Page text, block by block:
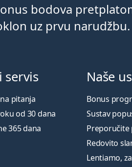
bodova
uz prvu narudžbu.
servis
pitanja
od 30 dana
365 dana
Naše
Bonus
Sustav
Preporučite
Redovito
Lentiamo,